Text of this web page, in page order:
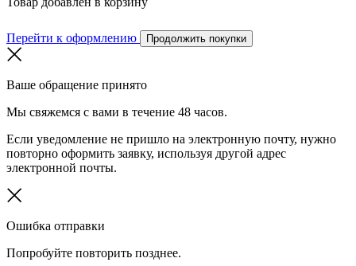
Перейти к оформлению Продолжить покупки
Ваше обращение принято
Мы свяжемся с вами в течение 48 часов.
Если уведомление не пришло на электронную почту, нужно
повторно оформить заявку, используя другой адрес
электронной почты.
Ошибка отправки
Попробуйте повторить позднее.